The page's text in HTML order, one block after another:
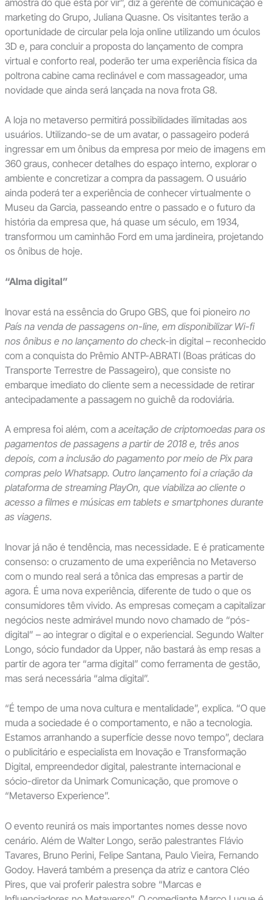
marketing do Grupo, Juliana Quasne. Os visitantes terão a
oportunidade de circular pela loja online utilizando um óculos
3D e, para concluir a proposta do lançamento de compra
virtual e conforto real, poderão ter uma experiência física da
poltrona cabine cama reclinável e com massageador, uma
novidade que ainda será lançada na nova frota G8.
A loja no metaverso permitirá possibilidades ilimitadas aos
usuários. Utilizando-se de um avatar, o passageiro poderá
ingressar em um ônibus da empresa por meio de imagens em
360 graus, conhecer detalhes do espaço interno, explorar o
ambiente e concretizar a compra da passagem. O usuário
ainda poderá ter a experiência de conhecer virtualmente o
Museu da Garcia, passeando entre o passado e o futuro da
história da empresa que, há quase um século, em 1934,
transformou um caminhão Ford em uma jardineira, projetando
os ônibus de hoje.
“Alma digital”
Inovar está na essência do Grupo GBS, que foi pioneirono
País na venda de passagens on-line, em disponibilizar Wi-fi
nos ônibus e no lançamento do check-in digital – reconhecido
com a conquista do Prêmio ANTP-ABRATI (Boas práticas do
Transporte Terrestre de Passageiro), que consiste no
embarque imediato do cliente sem a necessidade de retirar
antecipadamente a passagem no guichê da rodoviária.
A empresa foi além, com aaceitação de criptomoedas para os
pagamentos de passagens a partir de 2018 e, três anos
depois, com a inclusão do pagamento por meio de Pix para
compras pelo Whatsapp. Outro lançamento foi a criação da
plataforma de streaming PlayOn, que viabiliza ao cliente o
acesso a filmes e músicas em tablets e smartphones durante
as viagens.
Inovar já não é tendência, mas necessidade. E é praticamente
consenso: o cruzamento de uma experiência no Metaverso
com o mundo real será a tônica das empresas a partir de
agora. É uma nova experiência, diferente de tudo o que os
consumidores têm vivido. As empresas começam a capitalizar
negócios neste admirável mundo novo chamado de “pós-
digital” – ao integrar o digital e o experiencial. Segundo Walter
Longo, sócio fundador da Upper, não bastará às emp resas a
partir de agora ter “arma digital” como ferramenta de gestão,
mas será necessária “alma digital”.
“É tempo de uma nova cultura e mentalidade”, explica. “O que
muda a sociedade é o comportamento, e não a tecnologia.
Estamos arranhando a superfície desse novo tempo”, declara
o publicitário e especialista em Inovação e Transformação
Digital, empreendedor digital, palestrante internacional e
sócio-diretor da Unimark Comunicação, que promove o
“Metaverso Experience”.
O evento reunirá os mais importantes nomes desse novo
cenário. Além de Walter Longo, serão palestrantes Flávio
Tavares, Bruno Perini, Felipe Santana, Paulo Vieira, Fernando
Godoy. Haverá também a presença da atriz e cantora Cléo
Pires, que vai proferir palestra sobre “Marcas e